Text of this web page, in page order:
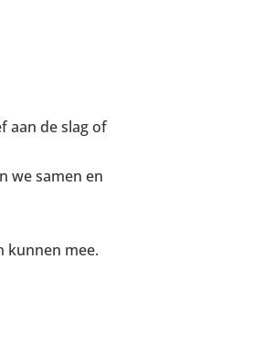
aan de slag of
we samen en
kunnen mee.